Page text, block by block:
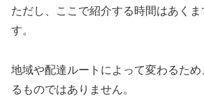
ただし、ここで紹介する時間はあく
す。
地域や配達ルートによって変わるた
るものではありません。